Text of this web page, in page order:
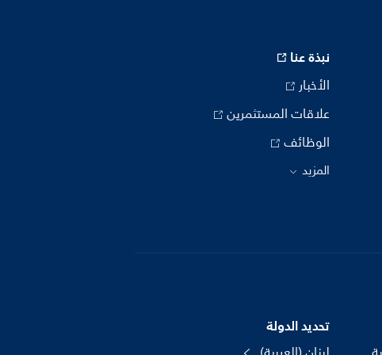
نبذة عنا
الأخبار
علاقات المستثمرين
الوظائف
المزيد
تحديد الدولة